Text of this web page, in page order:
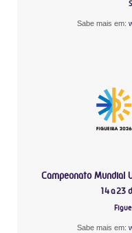
Sabe mais em:
Campeonato Mundial
14 a 23
Sabe mais em: